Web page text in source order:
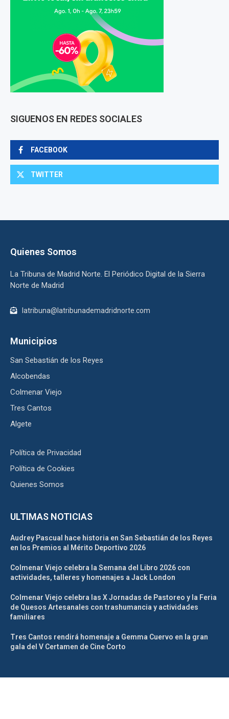
SIGUENOS EN REDES SOCIALES
FACEBOOK
TWITTER
Quienes Somos
La Tribuna de Madrid Norte. El Periódico Digital de la Sierra
Norte de Madrid
latribuna@latribunademadridnorte.com
Municipios
San Sebastián de los Reyes
Alcobendas
Colmenar Viejo
Tres Cantos
Algete
Política de Privacidad
Política de Cookies
Quienes Somos
ULTIMAS NOTICIAS
Audrey Pascual hace historia en San Sebastián de los Reyes
en los Premios al Mérito Deportivo 2026
Colmenar Viejo celebra la Semana del Libro 2026 con
actividades, talleres y homenajes a Jack London
Colmenar Viejo celebra las X Jornadas de Pastoreo y la Feria
de Quesos Artesanales con trashumancia y actividades
familiares
Tres Cantos rendirá homenaje a Gemma Cuervo en la gran
gala del V Certamen de Cine Corto